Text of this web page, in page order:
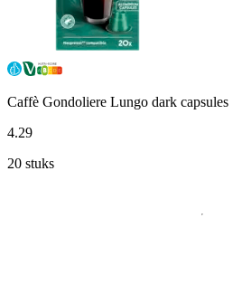
Caffè Gondoliere Lungo dark capsules
4.29
20 stuks